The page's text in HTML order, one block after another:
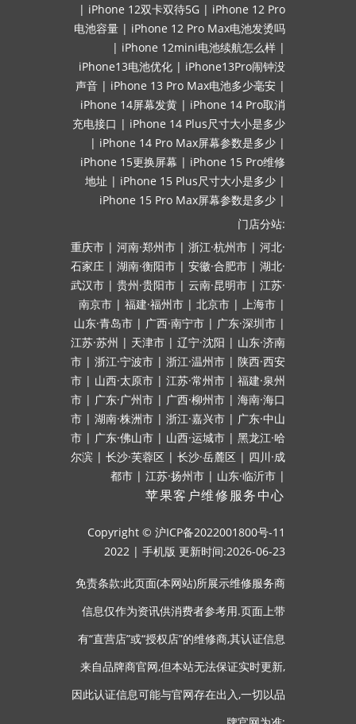
| iPhone 12双卡双待5G | iPhone 12 Pro
电池容量 | iPhone 12 Pro Max电池发烫吗
| iPhone 12mini电池续航怎么样 |
iPhone13电池优化 | iPhone13Pro闹钟没
声音 | iPhone 13 Pro Max电池多少毫安 |
iPhone 14屏幕发黄 | iPhone 14 Pro取消
充电接口 | iPhone 14 Plus尺寸大小是多少
| iPhone 14 Pro Max屏幕参数是多少 |
iPhone 15更换屏幕 | iPhone 15 Pro维修
地址 | iPhone 15 Plus尺寸大小是多少 |
iPhone 15 Pro Max屏幕参数是多少 |
门店分站:
重庆市 | 河南·郑州市 | 浙江·杭州市 | 河北·
石家庄 | 湖南·衡阳市 | 安徽·合肥市 | 湖北·
武汉市 | 贵州·贵阳市 | 云南·昆明市 | 江苏·
南京市 | 福建·福州市 | 北京市 | 上海市 |
山东·青岛市 | 广西·南宁市 | 广东·深圳市 |
江苏·苏州 | 天津市 | 辽宁·沈阳 | 山东·济南
市 | 浙江·宁波市 | 浙江·温州市 | 陕西·西安
市 | 山西·太原市 | 江苏·常州市 | 福建·泉州
市 | 广东·广州市 | 广西·柳州市 | 海南·海口
市 | 湖南·株洲市 | 浙江·嘉兴市 | 广东·中山
市 | 广东·佛山市 | 山西·运城市 | 黑龙江·哈
尔滨 | 长沙·芙蓉区 | 长沙·岳麓区 | 四川·成
都市 | 江苏·扬州市 | 山东·临沂市 |
苹果客户维修服务中心
Copyright © 沪ICP备2022001800号-11
2022 | 手机版 更新时间:2026-06-23
免责条款:此页面(本网站)所展示维修服务商
信息仅作为资讯供消费者参考用.页面上带
有“直营店”或“授权店”的维修商,其认证信息
来自品牌商官网,但本站无法保证实时更新,
因此认证信息可能与官网存在出入,一切以品